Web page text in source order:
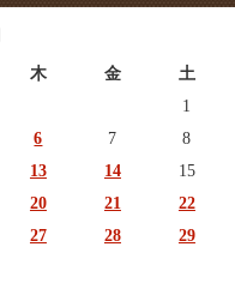
木 金
土
1
6 7
8
13 14
15
20 21
22
27 28
29